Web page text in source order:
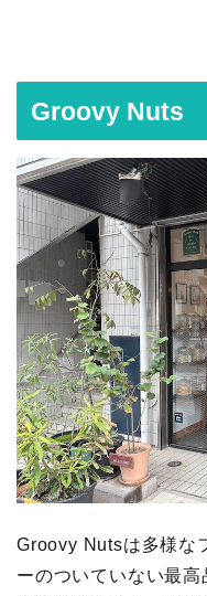
Groovy Nuts
Groovy Nutsは多様な
ーのついていない最高